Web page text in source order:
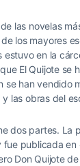
de las novelas
los mayores
estuvo en la
El Quijote se
se han vendido
las obras del
dos partes. La
publicada en
Don Quijote